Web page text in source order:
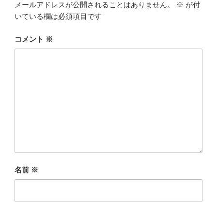
メールアドレスが公開されることはありません。 ※ が付
いている欄は必須項目です
コメント ※
名前 ※